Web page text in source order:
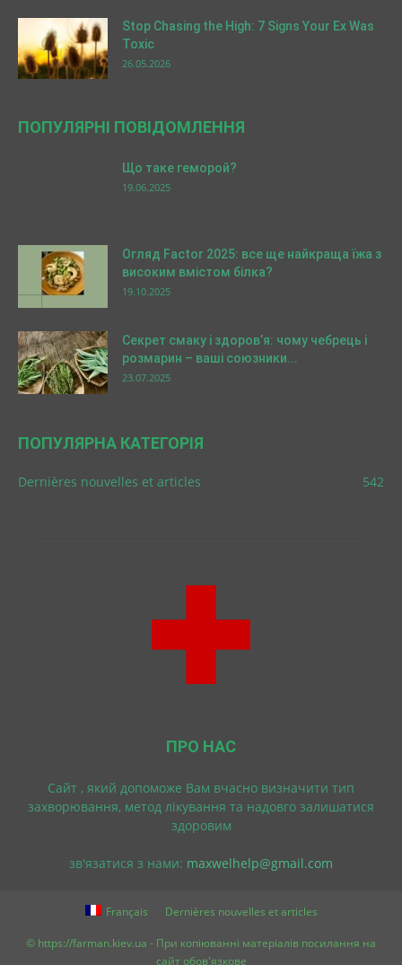
Stop Chasing the High: 7 Signs Your Ex Was
Toxic
26.05.2026
ПОПУЛЯРНІ ПОВІДОМЛЕННЯ
Що таке геморой?
19.06.2025
Огляд Factor 2025: все ще найкраща їжа з
високим вмістом білка?
19.10.2025
Секрет смаку і здоров’я: чому чебрець і
розмарин – ваші союзники...
23.07.2025
ПОПУЛЯРНА КАТЕГОРІЯ
Dernières nouvelles et articles 542
ПРО НАС
Cайт , який допоможе Вам вчасно визначити тип
захворювання, метод лікування та надовго залишатися
здоровим
зв'язатися з нами: maxwelhelp@gmail.com
Français Dernières nouvelles et articles
© https://farman.kiev.ua - При копіюванні матеріалів посилання на
сайт обов'язкове